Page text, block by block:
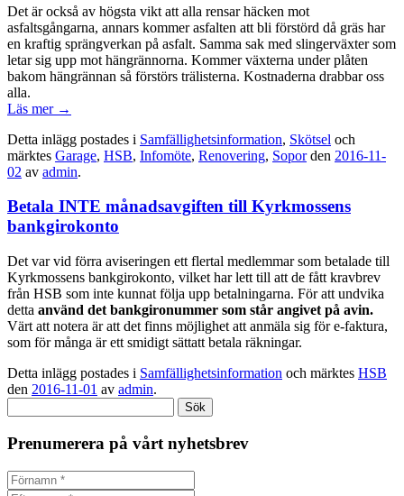
Det är också av högsta vikt att alla rensar häcken mot
asfaltsgångarna, annars kommer asfalten att bli förstörd då gräs har
en kraftig sprängverkan på asfalt. Samma sak med slingerväxter som
letar sig upp mot hängrännorna. Kommer växterna under plåten
bakom hängrännan så förstörs trälisterna. Kostnaderna drabbar oss
alla.
Läs mer →
Detta inlägg postades i Samfällighetsinformation, Skötsel och
märktes Garage, HSB, Infomöte, Renovering, Soporden 2016-11-
02 av admin.
Betala INTE månadsavgiften till Kyrkmossens
bankgirokonto
Det var vid förra aviseringen ett flertal medlemmar som betalade till
Kyrkmossens bankgirokonto, vilket har lett till att de fått kravbrev
från HSB som inte kunnat följa upp betalningarna. För att undvika
detta använd det bankgironummer som står angivet på avin.
Värt att notera är att det finns möjlighet att anmäla sig för e-faktura,
som för många är ett smidigt sättatt betala räkningar.
Detta inlägg postades i Samfällighetsinformation och märktes HSB
den 2016-11-01 av admin.
efter:
Prenumerera på vårt nyhetsbrev